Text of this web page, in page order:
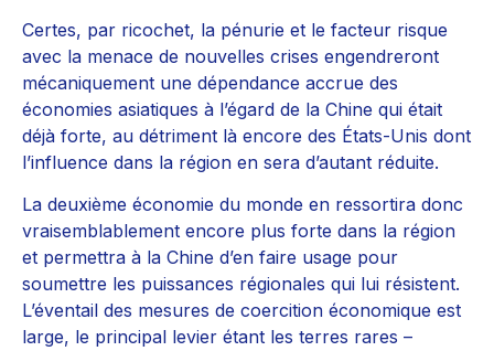
Certes, par ricochet, la pénurie et le facteur risque
avec la menace de nouvelles crises engendreront
mécaniquement une dépendance accrue des
économies asiatiques à l’égard de la Chine qui était
déjà forte, au détriment là encore des États-Unis dont
l’influence dans la région en sera d’autant réduite.
La deuxième économie du monde en ressortira donc
vraisemblablement encore plus forte dans la région
et permettra à la Chine d’en faire usage pour
soumettre les puissances régionales qui lui résistent.
L’éventail des mesures de coercition économique est
large, le principal levier étant les terres rares –